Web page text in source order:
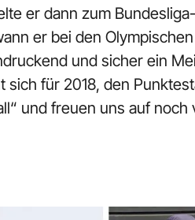
er dann zum
er bei den
und sicher ein
für 2018, den
und freuen uns auf noch